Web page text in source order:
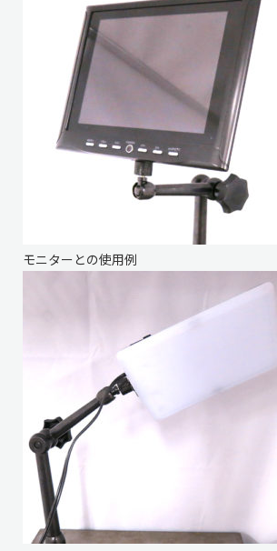
モニターとの使用例